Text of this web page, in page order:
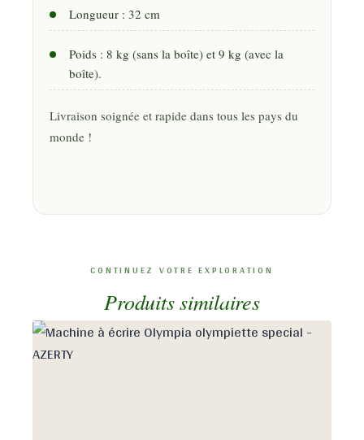
Longueur : 32 cm
Poids : 8 kg (sans la boîte) et 9 kg (avec la
boîte).
Livraison soignée et rapide dans tous les pays du
monde !
Produits similaires